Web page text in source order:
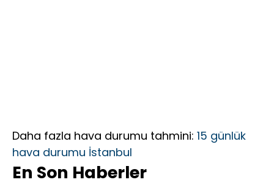
Daha fazla hava durumu tahmini: 15 günlük
hava durumu İstanbul
En Son Haberler